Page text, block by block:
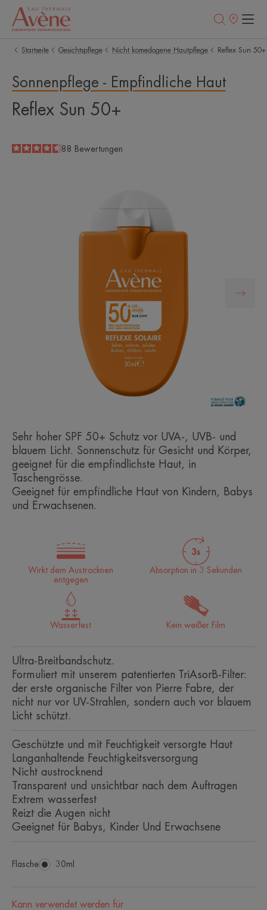
Startseite Gesichtspflege Nicht komedogene Hautpflege Reflex Sun 50+
Sonnenpflege - Empfindliche Haut
Reflex Sun 50+
4.6
/
5
88 Bewertungen
Sehr hoher SPF 50+ Schutz vor UVA-, UVB- und
blauem Licht. Sonnenschutz für Gesicht und Körper,
geeignet für die empfindlichste Haut, in
Taschengrösse.
Geeignet für empfindliche Haut von Kindern, Babys
und Erwachsenen.
Wirkt dem Austrocknen
entgegen
Absorption in 3 Sekunden
Wasserfest Kein weißer Film
Ultra-Breitbandschutz.
Formuliert mit unserem patentierten TriAsorB-Filter:
der erste organische Filter von Pierre Fabre, der
nicht nur vor UV-Strahlen, sondern auch vor blauem
Licht schützt.
Geschützte und mit Feuchtigkeit versorgte Haut
Langanhaltende Feuchtigkeitsversorgung
Nicht austrocknend
Transparent und unsichtbar nach dem Auftragen
Extrem wasserfest
Reizt die Augen nicht
Geeignet für Babys, Kinder Und Erwachsene
Flasche Flasche
30ml
Kann verwendet werden für